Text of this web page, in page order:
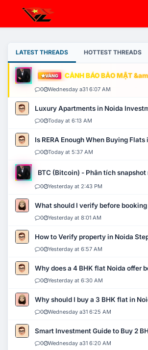
LATEST THREADS HOTTEST THREADS
VÀNG CẢNH BÁO BẢO MẬT
0 Wednesday a31 6:07 AM
Luxury Apartments in Noida
0 Today at 6:13 AM
Is RERA Enough When Buying Flats
0 Today at 5:37 AM
BTC (Bitcoin) - Phân tích
0 Yesterday at 2:43 PM
What should I verify before booking
0 Yesterday at 8:01 AM
How to Verify property in Noida
0 Yesterday at 6:57 AM
Why does a 4 BHK flat Noida offer
0 Yesterday at 6:30 AM
Why should I buy a 3 BHK flat in
0 Wednesday a31 6:25 AM
Smart Investment Guide to Buy 2
0 Wednesday a31 6:20 AM